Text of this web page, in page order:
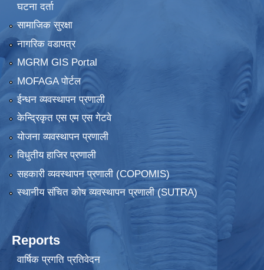
घटना दर्ता
सामाजिक सुरक्षा
नागरिक वडापत्र
MGRM GIS Portal
MOFAGA पोर्टल
ईन्धन व्यवस्थापन प्रणाली
केन्द्रिकृत एस एम एस गेटवे
योजना व्यवस्थापन प्रणाली
विधुतीय हाजिर प्रणाली
सहकारी व्यवस्थापन प्रणाली (COPOMIS)
स्थानीय संचित कोष व्यवस्थापन प्रणाली (SUTRA)
Reports
वार्षिक प्रगति प्रतिवेदन